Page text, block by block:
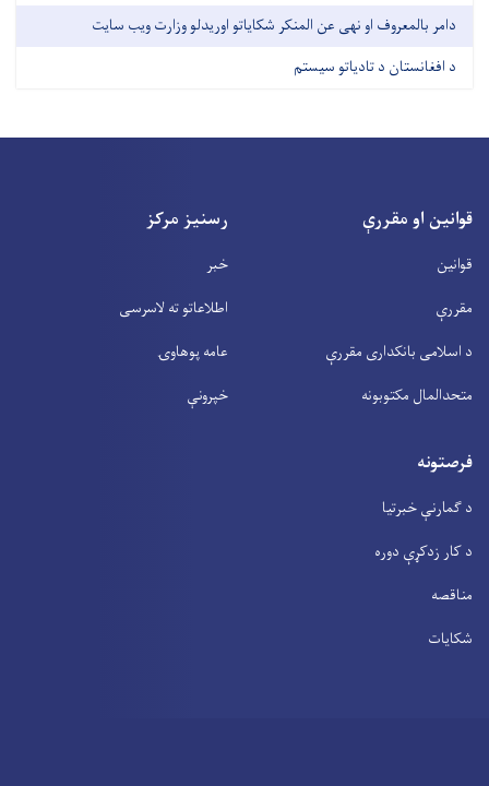
دامر بالمعروف او نهی عن المنکر شکایاتو اوریدلو وزارت ویب سایت
د افغانستان د تادیاتو سیستم
قوانین او مقررې
قوانین
مقررې
د اسلامی بانکداری مقررې
متحدالمال مکتوبونه
رسنیز مرکز
خبر
اطلاعاتو ته لاسرسی
عامه پوهاوۍ
خپرونې
فرصتونه
د ګمارنې خبرتیا
د کار زدکړې دوره
مناقصه
شکایات